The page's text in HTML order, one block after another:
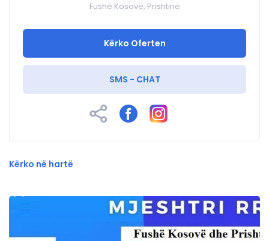
Fushë Kosovë, Prishtinë
Kërko Oferten
SMS - CHAT
Kërko në hartë